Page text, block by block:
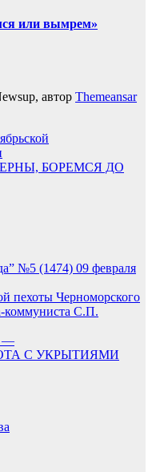
или вымрем»
автор Themeansar
БОРЕМСЯ ДО
№5 (1474) 09 февраля
пехоты Черноморского
коммуниста С.П.
—
С УКРЫТИЯМИ